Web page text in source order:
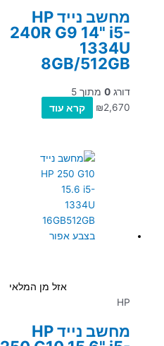
מחשב נייד HP
240R G9 14" i5-
1334U
8GB/512GB
דורג 0 מתוך 5
₪2,670 קרא עוד
אזל מן המלאי
HP
מחשב נייד HP